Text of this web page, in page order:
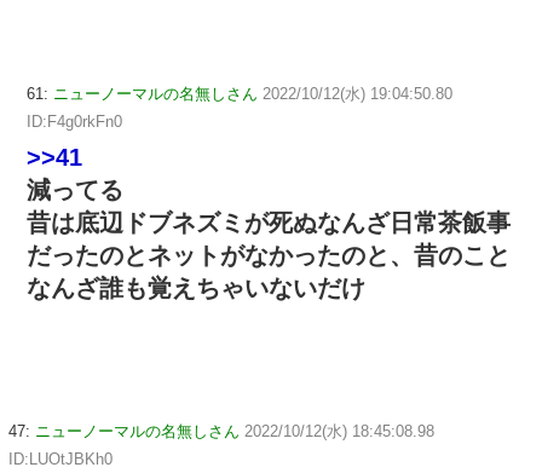
61: ニューノーマルの名無しさん 2022/10/12(水) 19:04:50.80
ID:F4g0rkFn0
>>41
減ってる
昔は底辺ドブネズミが死ぬなんざ日常茶飯事
だったのとネットがなかったのと、昔のこと
なんざ誰も覚えちゃいないだけ
47: ニューノーマルの名無しさん 2022/10/12(水) 18:45:08.98
ID:LUOtJBKh0